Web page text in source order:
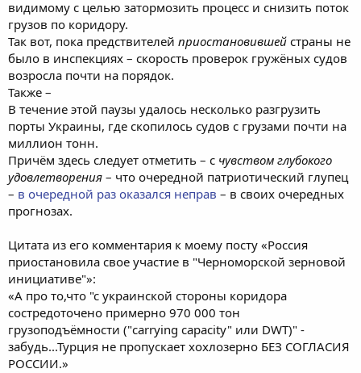
видимому с целью затормозить процесс и снизить поток
грузов по коридору.
Так вот, пока предствителей приостановившей страны не
было в инспекциях – скорость проверок гружёных судов
возросла почти на порядок.
Также –
В течение этой паузы удалось несколько разгрузить
порты Украины, где скопилось судов с грузами почти на
миллион тонн.
Причём здесь следует отметить – с чувством глубокого
удовлетворения – что очередной патриотический глупец
– в очередной раз оказался неправ – в своих очередных
прогнозах.
Цитата из его комментария к моему посту «Россия
приостановила свое участие в "Черноморской зерновой
инициативе"»:
«А про то,что "с украинской стороны коридора
состредоточено примерно 970 000 тон
грузоподъёмности ("carrying capacity" или DWT)" -
забудь...Турция не пропускает хохлозерно БЕЗ СОГЛАСИЯ
РОССИИ.»